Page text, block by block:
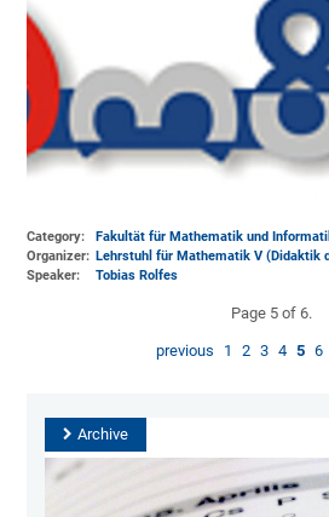
Category:
Fakultät für Mathematik und
Organizer: Lehrstuhl für Mathematik V (Didaktik
Speaker:
Tobias Rolfes
Page 5 of 6.
previous 1 2 3 4 5 6
Archive